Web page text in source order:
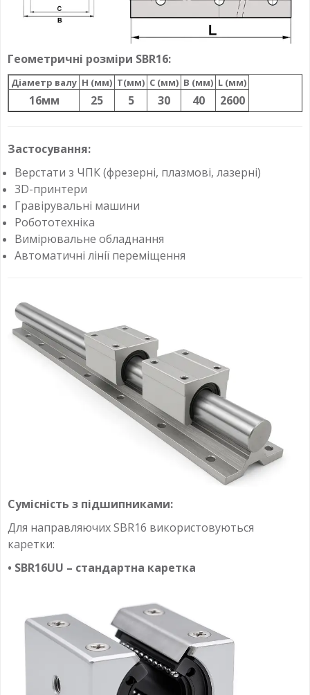
Геометричні розміри SBR16:
Діаметр валу H (мм) T(мм) C (мм) B (мм) L (мм)
16мм 25 5 30 40 2600
Застосування:
Верстати з ЧПК (фрезерні, плазмові, лазерні)
3D-принтери
Гравірувальні машини
Робототехніка
Вимірювальне обладнання
Автоматичні лінії переміщення
Сумісність з підшипниками:
Для направляючих SBR16 використовуються
каретки:
• SBR16UU – стандартна каретка